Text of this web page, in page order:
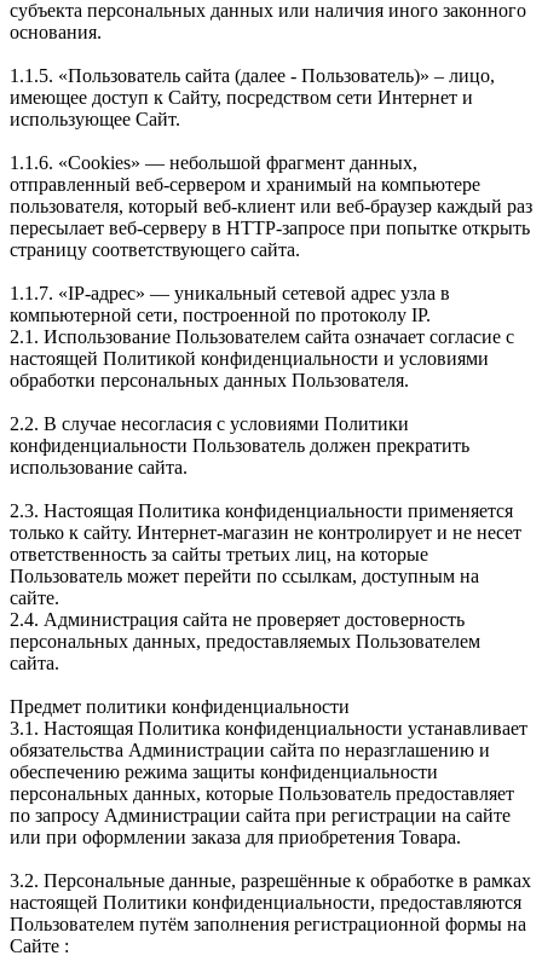
субъекта персональных данных или наличия иного законного
основания.
1.1.5. «Пользователь сайта (далее ‑ Пользователь)» – лицо,
имеющее доступ к Сайту, посредством сети Интернет и
использующее Сайт.
1.1.6. «Cookies» — небольшой фрагмент данных,
отправленный веб-сервером и хранимый на компьютере
пользователя, который веб-клиент или веб-браузер каждый раз
пересылает веб-серверу в HTTP-запросе при попытке открыть
страницу соответствующего сайта.
1.1.7. «IP-адрес» — уникальный сетевой адрес узла в
компьютерной сети, построенной по протоколу IP.
2.1. Использование Пользователем сайта означает согласие с
настоящей Политикой конфиденциальности и условиями
обработки персональных данных Пользователя.
2.2. В случае несогласия с условиями Политики
конфиденциальности Пользователь должен прекратить
использование сайта.
2.3. Настоящая Политика конфиденциальности применяется
только к сайту. Интернет-магазин не контролирует и не несет
ответственность за сайты третьих лиц, на которые
Пользователь может перейти по ссылкам, доступным на
сайте.
2.4. Администрация сайта не проверяет достоверность
персональных данных, предоставляемых Пользователем
сайта.
Предмет политики конфиденциальности
3.1. Настоящая Политика конфиденциальности устанавливает
обязательства Администрации сайта по неразглашению и
обеспечению режима защиты конфиденциальности
персональных данных, которые Пользователь предоставляет
по запросу Администрации сайта при регистрации на сайте
или при оформлении заказа для приобретения Товара.
3.2. Персональные данные, разрешённые к обработке в рамках
настоящей Политики конфиденциальности, предоставляются
Пользователем путём заполнения регистрационной формы на
Сайте :